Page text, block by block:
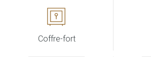
Coffre-fort